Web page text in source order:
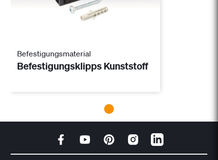
Befestigungsmaterial
Befestigungsklipps Kunststoff